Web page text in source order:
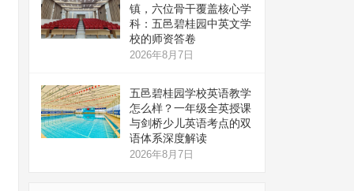
镇，六位骨干覆盖核心学
科：五邑碧桂园中英文学
校的师资答卷
2026年8月7日
五邑碧桂园学校英语教学
怎么样？一年级全英授课
与剑桥少儿英语考点的双
语体系深度解读
2026年8月7日